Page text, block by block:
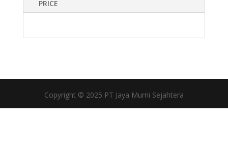
PRICE
Copyright © 2025 PT Jaya Murni Sejahtera